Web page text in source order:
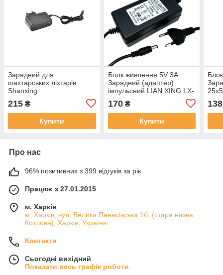
Зарядний для
шахтарських ліхтарів
Shanxing
215 ₴
Купити
Блок живлення 5V 3A
Зарядний (адаптер)
імпульсний LIAN XING LX-
170₴
Купити
138
Про нас
96% позитивних з 399 відгуків за рік
Працює з 27.01.2015
м. Харків
м. Харків, вул. Велика Панасівська 1б, (стара назва
Котлова), Харків, Україна
Контакти
Сьогодні вихідний
Показати весь графік роботи